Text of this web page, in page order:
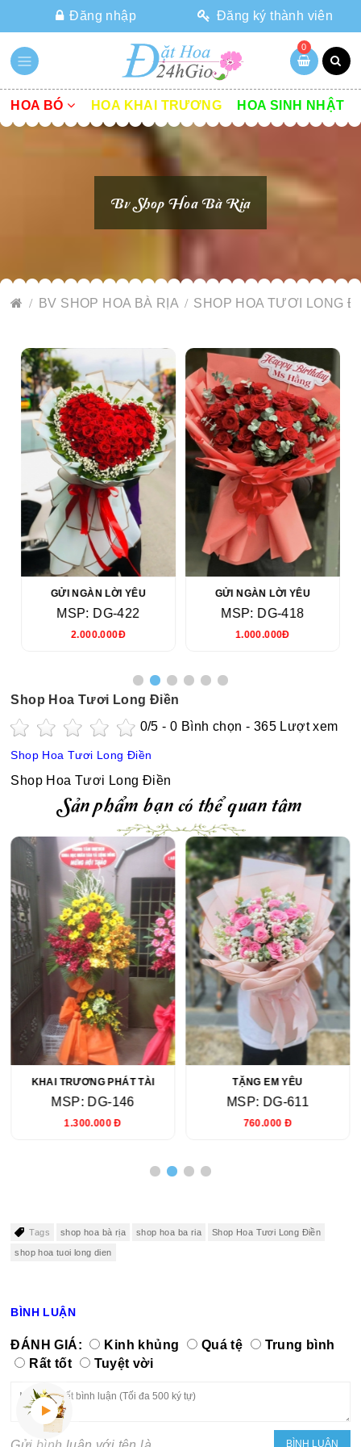
Đăng nhập Đăng ký thành viên
0
HOA BÓ HOA KHAI TRƯƠNG HOA SINH NHẬT
Bv Shop Hoa Bà Rịa
BV SHOP HOA BÀ RỊA SHOP HOA TƯƠI LONG
GỬI NGÀN LỜI YÊU
MSP: DG-422
2.000.000Đ
GỬI NGÀN LỜI YÊU
MSP: DG-418
1.000.000Đ
Shop Hoa Tươi Long Điền
0/5 -0 Bình chọn - 365 Lượt xem
Shop Hoa Tươi Long Điền
Shop Hoa Tươi Long Điền
Sản phẩm bạn có thể quan tâm
KHAI TRƯƠNG PHÁT TÀI
MSP: DG-146
1.300.000 Đ
TẶNG EM YÊU
MSP: DG-611
760.000 Đ
Tags shop hoa bà rịa shop hoa ba ria Shop Hoa Tươi Long Điền
shop hoa tuoi long dien
BÌNH LUẬN
ĐÁNH GIÁ: Kinh khủng Quá tệ
Trung bình
Rất tốt
Tuyệt vời